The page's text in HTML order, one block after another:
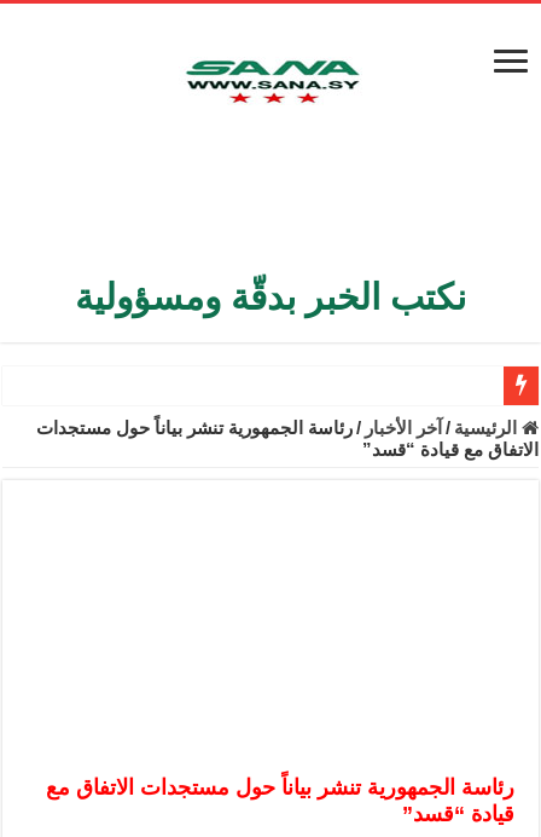
نكتب الخبر بدقّة ومسؤولية
الأمن الداخلي يعثر على مقبرة جماعية في ريف اللاذقية تضم 9 جثامين
الوزير الشيباني يبحث في باريس تعزيز الاستقرار في سوريا
سوريا تبحث مع الإيسيسكو التعاون في البحث العلمي وحماية التراث
الرئيسية / آخر الأخبار /رئاسة الجمهورية تنشر بیاناً حول مستجدات
الاتفاق مع قيادة “قسد”
رئاسة الجمهورية تنشر بیاناً حول مستجدات الاتفاق مع
قيادة “قسد”